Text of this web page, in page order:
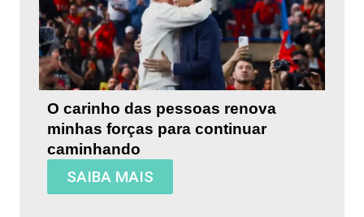
O carinho das pessoas renova
minhas forças para continuar
caminhando
SAIBA MAIS